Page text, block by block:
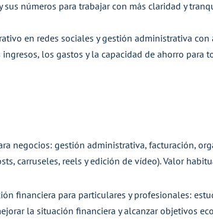
números para trabajar con más claridad y
en redes sociales y gestión administrativa
los gastos y la capacidad de ahorro para
negocios: gestión administrativa, facturación,
carruseles, reels y edición de vídeo). Valor
financiera para particulares y profesionales:
la situación financiera y alcanzar objetivos